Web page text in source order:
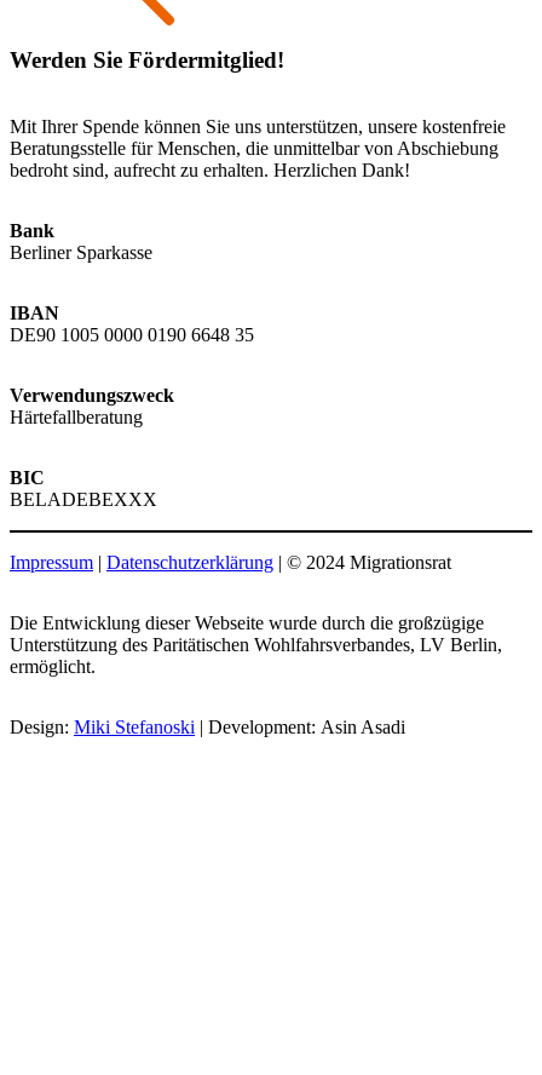
Werden Sie Fördermitglied!
Mit Ihrer Spende können Sie uns unterstützen, unsere kostenfreie
Beratungsstelle für Menschen, die unmittelbar von Abschiebung
bedroht sind, aufrecht zu erhalten. Herzlichen Dank!
Bank
Berliner Sparkasse
IBAN
DE90 1005 0000 0190 6648 35
Verwendungszweck
Härtefallberatung
BIC
BELADEBEXXX
Impressum | Datenschutzerklärung | © 2024 Migrationsrat
Die Entwicklung dieser Webseite wurde durch die großzügige
Unterstützung des Paritätischen Wohlfahrsverbandes, LV Berlin,
ermöglicht.
Design: Miki Stefanoski | Development: Asin Asadi